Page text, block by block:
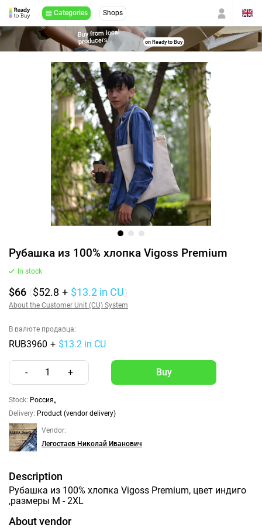
Categories Shops
Buy from local
producers on Ready to Buy
Рубашка из 100% хлопка Vigoss Premium
In stock
$66 ($52.8 + $13.2 in CU)
About the Customer Unit (CU) System
В валюте продавца:
RUB3960 + $13.2 in CU
- 1 +
Stock: Россия,,
Delivery: Product (vendor delivery)
Vendor:
Легостаев Николай Иванович
Description
Рубашка из 100% хлопка Vigoss Premium, цвет индиго
,размеры M - 2XL
About vendor